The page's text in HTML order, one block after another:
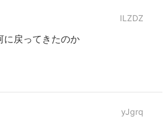
ILZDZ
に戻ってきたのか
yJgrq